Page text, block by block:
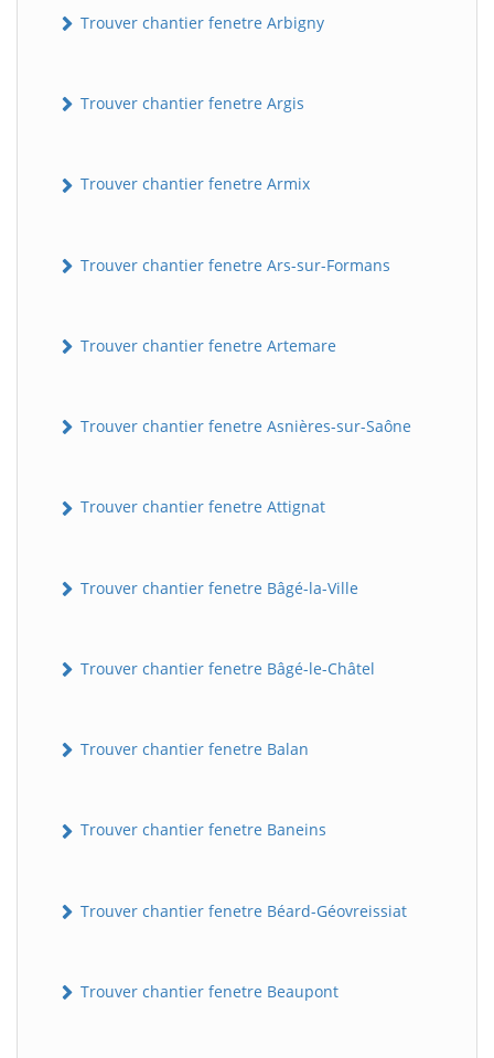
Trouver chantier fenetre Arbigny
Trouver chantier fenetre Argis
Trouver chantier fenetre Armix
Trouver chantier fenetre Ars-sur-Formans
Trouver chantier fenetre Artemare
Trouver chantier fenetre Asnières-sur-Saône
Trouver chantier fenetre Attignat
Trouver chantier fenetre Bâgé-la-Ville
Trouver chantier fenetre Bâgé-le-Châtel
Trouver chantier fenetre Balan
Trouver chantier fenetre Baneins
Trouver chantier fenetre Béard-Géovreissiat
Trouver chantier fenetre Beaupont